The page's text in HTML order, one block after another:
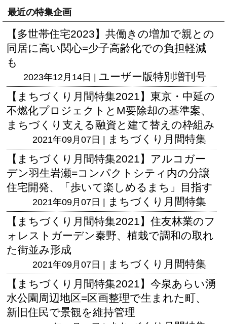
最近の特集企画
【多世帯住宅2023】共働きの増加で親との
同居に高い関心=少子高齢化での負担軽減
も
2023年12月14日 | ユーザー版特別増刊号
【まちづくり月間特集2021】東京・中延の
不燃化プロジェクトとM要除却の基準案、
まちづくり支える融資と建て替えの枠組み
2021年09月07日 |
まちづくり月間特集
【まちづくり月間特集2021】アルコガー
デン羽生岩瀬=コンパクトシティ内の分譲
住宅開発、「歩いて楽しめるまち」目指す
2021年09月07日 |
まちづくり月間特集
【まちづくり月間特集2021】住友林業のフ
ォレストガーデン秦野、植栽で調和の取れ
た街並み形成
2021年09月07日 |
まちづくり月間特集
【まちづくり月間特集2021】今泉あらい湧
水公園周辺地区=区画整理で生まれた町、
新旧住民で景観を維持管理